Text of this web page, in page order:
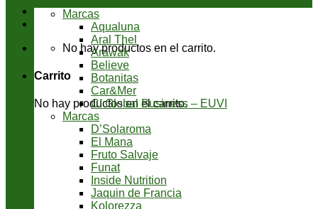
No hay productos en el carrito.
Carrito
No hay productos en el carrito.
Marcas
Aqualuna
Aral Thel
Arawak
Believe
Botanitas
Car&Mer
CI Global Business – EUVI
Marcas
D’Solaroma
El Mana
Fruto Salvaje
Funat
Inside Nutrition
Jaquin de Francia
Kolorezza